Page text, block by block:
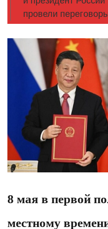
провели
8 мая в первой
местному